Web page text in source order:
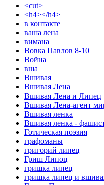
<cut>
<h4></h4>
в контакте
ваша лена
вимана
Вовка Павлов 8-10
Война
вша
Вшивая
Вшивая Лена
Вшивая Лена и Липец
Вшивая Лена-агент
Вшивая ленка
Вшивая ленка -
Готическая поэзия
графоманы
григорий липец
Гриш Липоц
гришка липец
гришка липец и